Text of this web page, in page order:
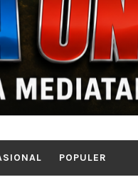
POPULER